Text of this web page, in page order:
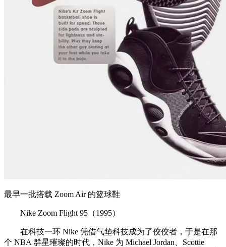
最早一批搭载 Zoom Air 的篮球鞋
Nike Zoom Flight 95（1995）
在科技一环 Nike 凭借气垫科技成为了佼佼者，于是在那
个 NBA 群星璀璨的时代，Nike 为 Michael Jordan、Scottie